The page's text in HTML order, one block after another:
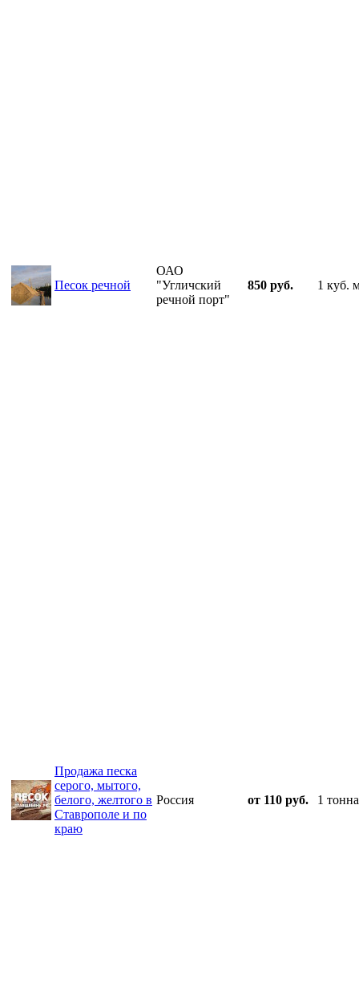
Песок речной
ОАО
"Угличский
речной порт"
850 руб. 1 куб.
Продажа песка
серого, мытого,
белого, желтого в
Ставрополе и по
краю
Россия от 110 руб. 1 тонна